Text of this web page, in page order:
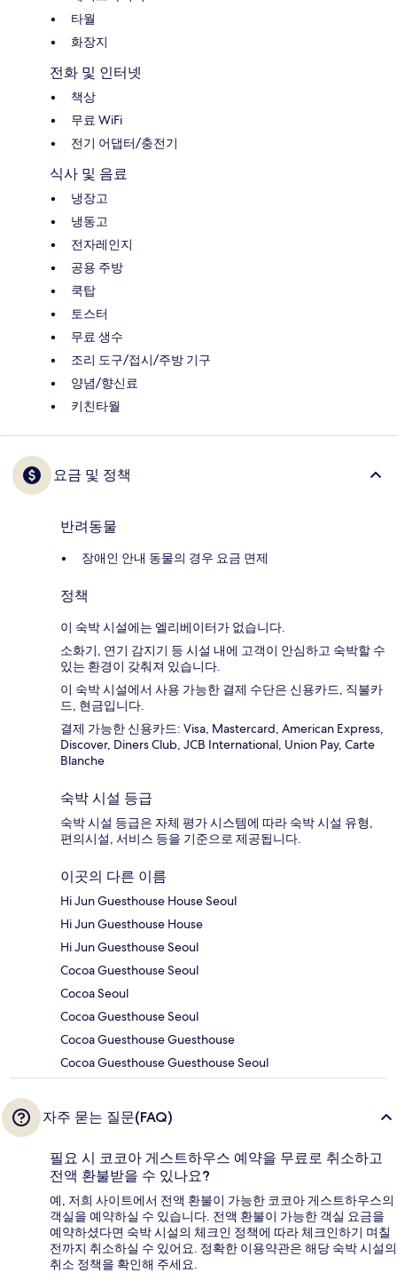
타월
화장지
전화 및 인터넷
책상
무료 WiFi
전기 어댑터/충전기
식사 및 음료
냉장고
냉동고
전자레인지
공용 주방
쿡탑
토스터
무료 생수
조리 도구/접시/주방 기구
양념/향신료
키친타월
요금 및 정책
반려동물
장애인 안내 동물의 경우 요금 면제
정책
이 숙박 시설에는 엘리베이터가 없습니다.
소화기, 연기 감지기 등 시설 내에 고객이 안심하고 숙박할 수
있는 환경이 갖춰져 있습니다.
이 숙박 시설에서 사용 가능한 결제 수단은 신용카드, 직불카
드, 현금입니다.
결제 가능한 신용카드: Visa, Mastercard, American Express,
Discover, Diners Club, JCB International, Union Pay, Carte
Blanche
숙박 시설 등급
숙박 시설 등급은 자체 평가 시스템에 따라 숙박 시설 유형,
편의시설, 서비스 등을 기준으로 제공됩니다.
이곳의 다른 이름
Hi Jun Guesthouse House Seoul
Hi Jun Guesthouse House
Hi Jun Guesthouse Seoul
Cocoa Guesthouse Seoul
Cocoa Seoul
Cocoa Guesthouse Seoul
Cocoa Guesthouse Guesthouse
Cocoa Guesthouse Guesthouse Seoul
자주 묻는 질문(FAQ)
필요 시 코코아 게스트하우스 예약을 무료로 취소하고
전액 환불받을 수 있나요?
예, 저희 사이트에서 전액 환불이 가능한 코코아 게스트하우스의
객실을 예약하실 수 있습니다. 전액 환불이 가능한 객실 요금을
예약하셨다면 숙박 시설의 체크인 정책에 따라 체크인하기 며칠
전까지 취소하실 수 있어요. 정확한 이용약관은 해당 숙박 시설의
취소 정책을 확인해 주세요.